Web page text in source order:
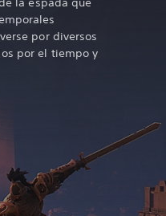
por diversos
por el tiempo y